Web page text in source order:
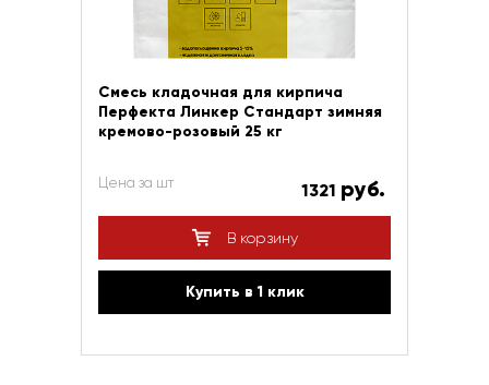
Смесь кладочная для кирпича
Перфекта Линкер Стандарт зимняя
кремово-розовый 25 кг
Цена за шт 1321 руб.
В корзину
Купить в 1 клик